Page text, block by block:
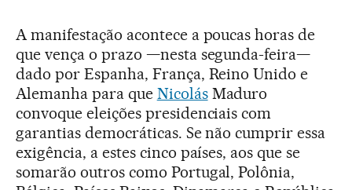
A manifestação acontece a poucas horas de
que vença o prazo —nesta segunda-feira—
dado por Espanha, França, Reino Unido e
Alemanha para que NicolásMaduro
convoque eleições presidenciais com
garantias democráticas. Se não cumprir essa
exigência, a estes cinco países, aos que se
somarão outros como Portugal, Polônia,